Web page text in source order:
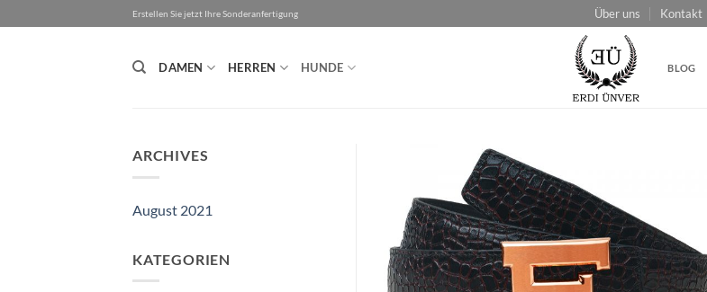
Inhalt
Erstellen Sie jetzt Ihre Sonderanfertigung Über uns Kontakt
DAMEN HERREN HUNDE BLOG
ARCHIVES
August 2021
KATEGORIEN